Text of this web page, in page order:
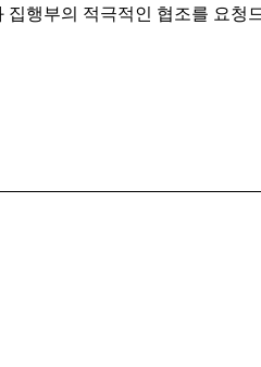
행부의 적극적인 협조를 요청